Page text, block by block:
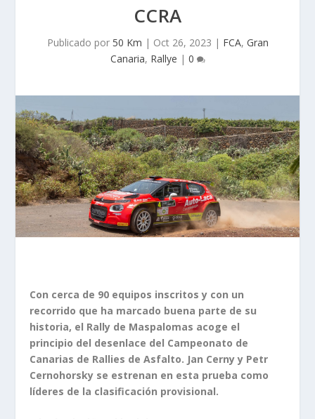
CCRA
Publicado por 50 Km | Oct 26, 2023 | FCA, Gran
Canaria, Rallye | 0
Con cerca de 90 equipos inscritos y con un
recorrido que ha marcado buena parte de su
historia, el Rally de Maspalomas acoge el
principio del desenlace del Campeonato de
Canarias de Rallies de Asfalto. Jan Cerny y Petr
Cernohorsky se estrenan en esta prueba como
líderes de la clasificación provisional.